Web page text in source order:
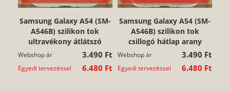
Samsung Galaxy A54 (SM-
A546B) szilikon tok
ultravékony átlátszó
Webshop ár 3.490 Ft
Egyedi tervezéssel 6.480 Ft
Samsung Galaxy A54 (SM-
A546B) szilikon tok
csillogó hátlap arany
Webshop ár 3.490 Ft
Egyedi tervezéssel 6.480 Ft